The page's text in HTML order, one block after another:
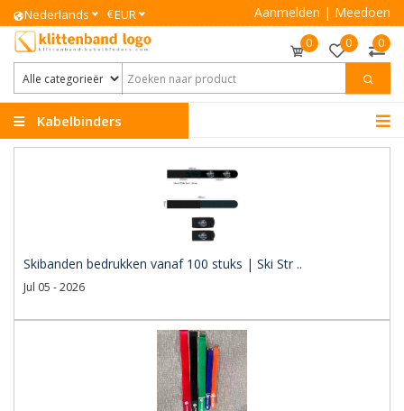
Nederlands €EUR Aanmelden | Meedoen
0 0 0
Kabelbinders
Skibanden bedrukken vanaf 100 stuks | Ski Str ..
Jul 05 - 2026